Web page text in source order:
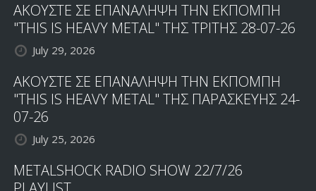
ΑΚΟΥΣΤΕ ΣΕ ΕΠΑΝΑΛΗΨΗ ΤΗΝ ΕΚΠΟΜΠΗ
"THIS IS HEAVY METAL" ΤΗΣ ΤΡΙΤΗΣ 28-07-26
July 29, 2026
ΑΚΟΥΣΤΕ ΣΕ ΕΠΑΝΑΛΗΨΗ ΤΗΝ ΕΚΠΟΜΠΗ
"THIS IS HEAVY METAL" ΤΗΣ ΠΑΡΑΣΚΕΥΗΣ 24-
07-26
July 25, 2026
METALSHOCK RADIO SHOW 22/7/26